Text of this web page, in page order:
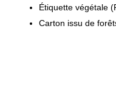
Étiquette végétale
Carton issu de